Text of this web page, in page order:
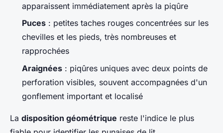
apparaissent immédiatement après la piqûre
Puces : petites taches rouges concentrées sur les
chevilles et les pieds, très nombreuses et
rapprochées
Araignées : piqûres uniques avec deux points de
perforation visibles, souvent accompagnées d'un
gonflement important et localisé
La disposition géométrique reste l'indice le plus